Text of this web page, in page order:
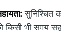
सुनिश्चित
किसी भी समय